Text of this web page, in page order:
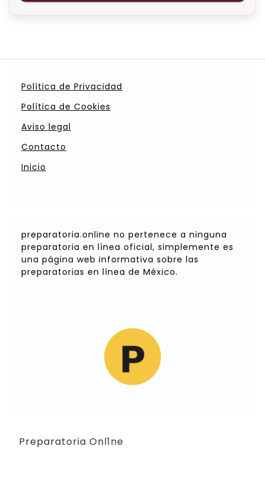
Política de Privacidad
Política de Cookies
Aviso legal
Contacto
Inicio
preparatoria.online no pertenece a ninguna
preparatoria en línea oficial, simplemente es
una página web informativa sobre las
preparatorias en línea de México.
Preparatoria Onl1ne